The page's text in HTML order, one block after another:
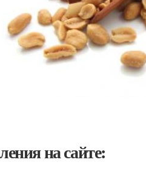
на сайте: